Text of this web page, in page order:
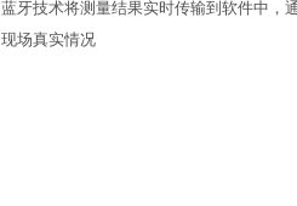
蓝牙技术将测量结果实时传输到软件中，
现场真实情况